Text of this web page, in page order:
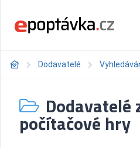
Dodavatelé
Dodavatelé
počítačové hry